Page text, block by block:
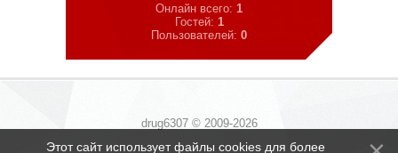
Онлайн всего: 1
Гостей: 1
Пользователей: 0
drug6307 © 2009-2026
Этот сайт использует файлы cookies для более